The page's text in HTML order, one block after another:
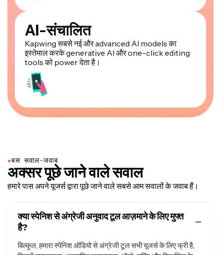
AI-संचालित
Kapwing सबसे नई और advanced AI models का
इस्तेमाल करके generative AI और one-click editing
tools को power देता है।
●बस सवाल-जवाब
अक्सर पूछे जाने वाले सवाल
हमारे पास अपने यूजर्स द्वारा पूछे जाने वाले सबसे आम सवालों के जवाब हैं।
क्या स्पेनिश से अंग्रेजी अनुवाद टूल आज़माने के लिए मुफ्त
है?
बिल्कुल, हमारा स्पेनिश ऑडियो से अंग्रेजी टूल सभी यूजर्स के लिए फ्री है,